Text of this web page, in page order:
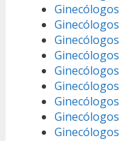
Ginecólogos
Ginecólogos
Ginecólogos
Ginecólogos